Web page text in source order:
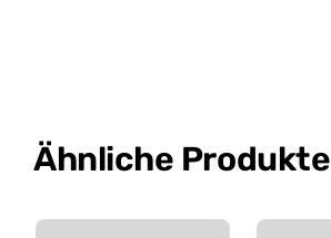
Ähnliche Produkte